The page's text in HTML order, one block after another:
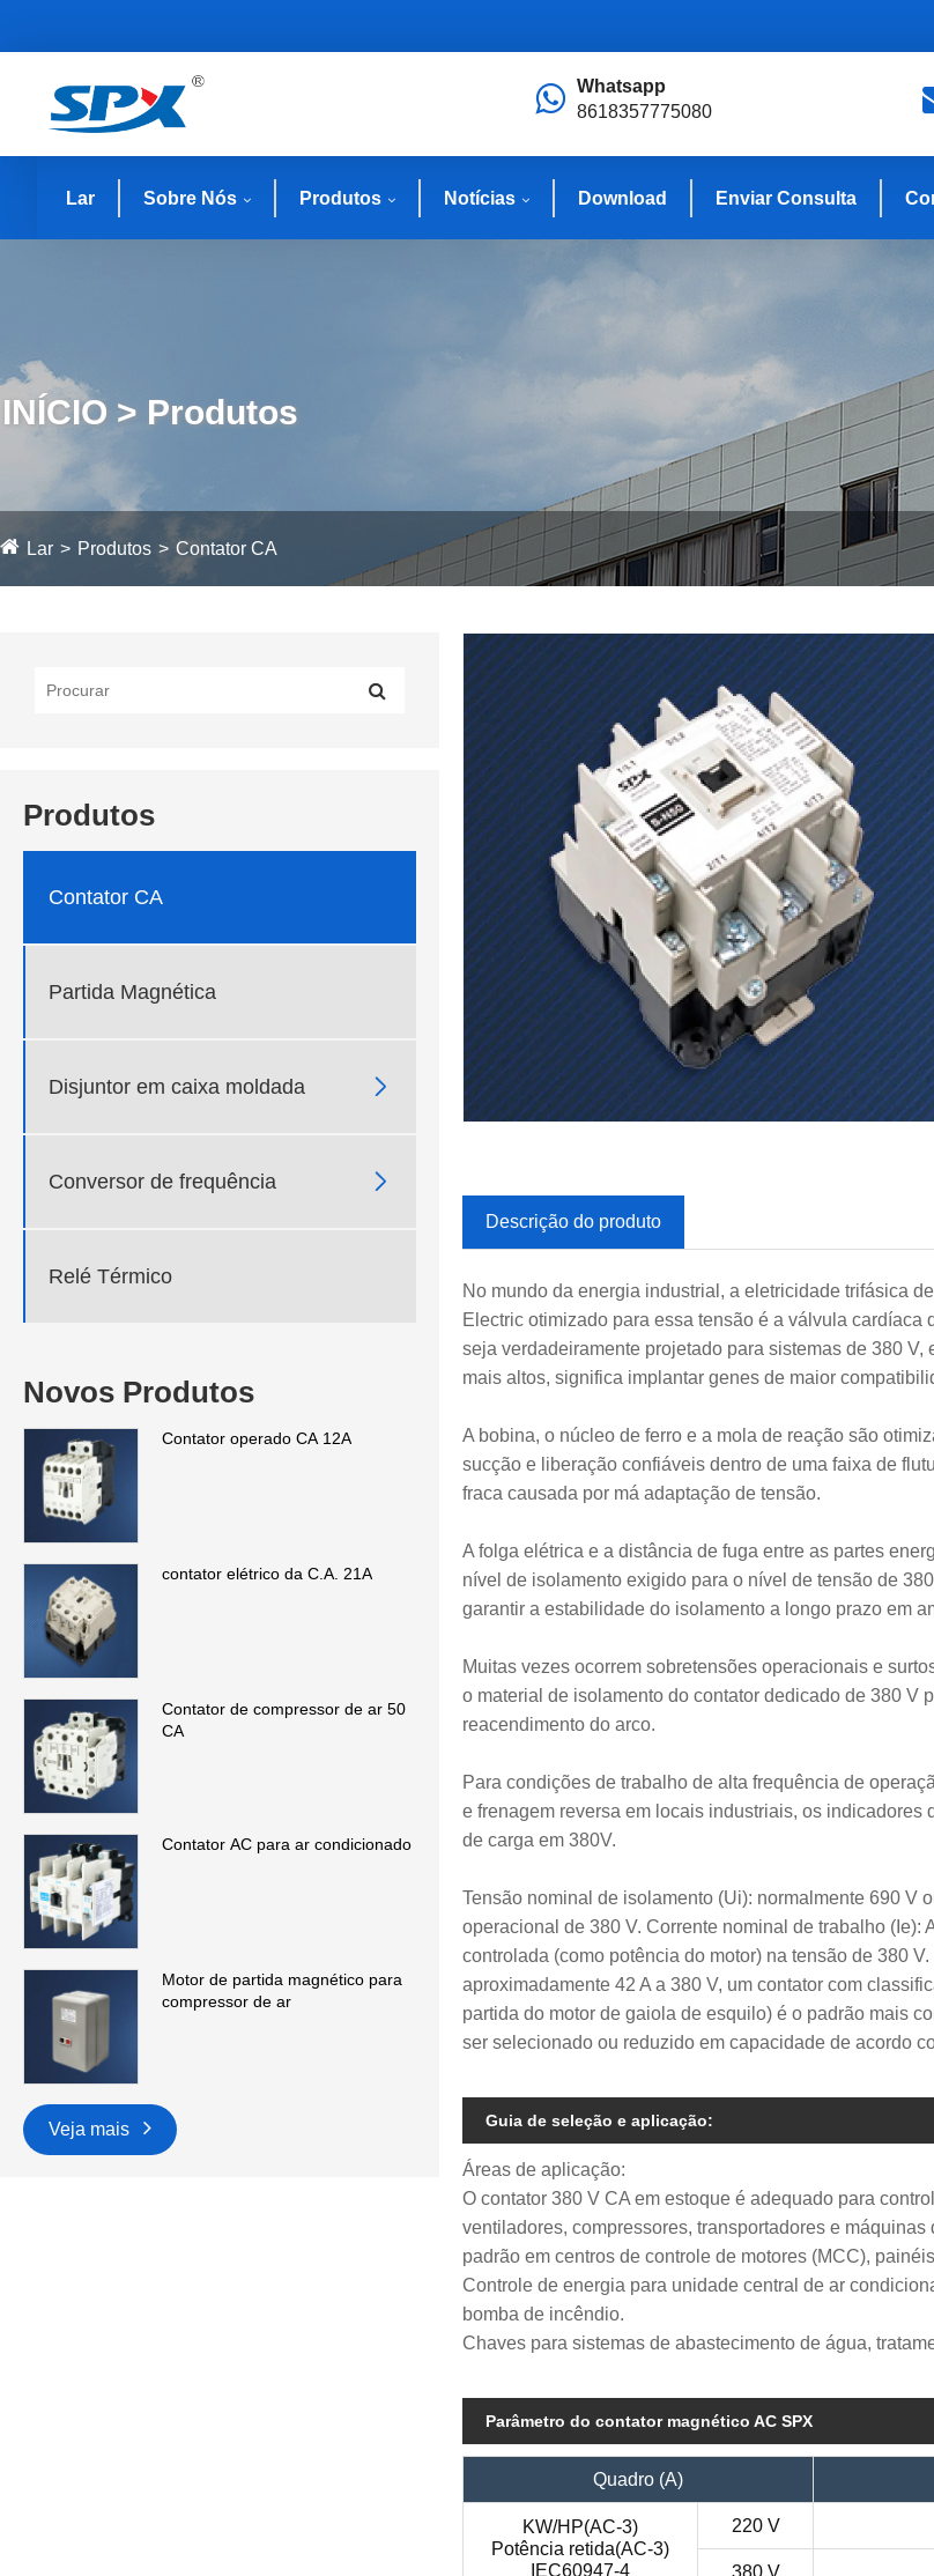
Whatsapp
8618357775080
Lar Sobre Nós Produtos Notícias Download Enviar Consulta
INÍCIO > Produtos
Lar Produtos Contator CA
Produtos
Contator CA
Partida Magnética
Disjuntor em caixa moldada 
Conversor de frequência 
Relé Térmico
Novos Produtos
Contator operado CA 12A
contator elétrico da C.A. 21A
Contator de compressor de ar 50
CA
Contator AC para ar condicionado
Motor de partida magnético para
compressor de ar
Veja mais
Descrição do produto
No mundo da energia industrial, a eletricidade trifásica
Electric otimizado para essa tensão é a válvula
seja verdadeiramente projetado para sistemas de 380
mais altos, significa implantar genes de maior
A bobina, o núcleo de ferro e a mola de reação são
sucção e liberação confiáveis ​​dentro de uma faixa de
fraca causada por má adaptação de tensão.
A folga elétrica e a distância de fuga entre as partes
nível de isolamento exigido para o nível de tensão de
garantir a estabilidade do isolamento a longo prazo em
Muitas vezes ocorrem sobretensões operacionais e
o material de isolamento do contator dedicado de 380 V
reacendimento do arco.
Para condições de trabalho de alta frequência de
e frenagem reversa em locais industriais, os
de carga em 380V.
Tensão nominal de isolamento (Ui): normalmente 690 V
operacional de 380 V. Corrente nominal de trabalho
controlada (como potência do motor) na tensão de 380
aproximadamente 42 A a 380 V, um contator com
partida do motor de gaiola de esquilo) é o padrão mais
ser selecionado ou reduzido em capacidade de acordo
Guia de seleção e aplicação:
Áreas de aplicação:
O contator 380 V CA em estoque é adequado para
ventiladores, compressores, transportadores e
padrão em centros de controle de motores (MCC),
Controle de energia para unidade central de ar
bomba de incêndio.
Chaves para sistemas de abastecimento de água,
Parâmetro do contator magnético AC SPX
Quadro (A)
KW/HP(AC-3)
Potência retida(AC-3)
IEC60947-4
220 V